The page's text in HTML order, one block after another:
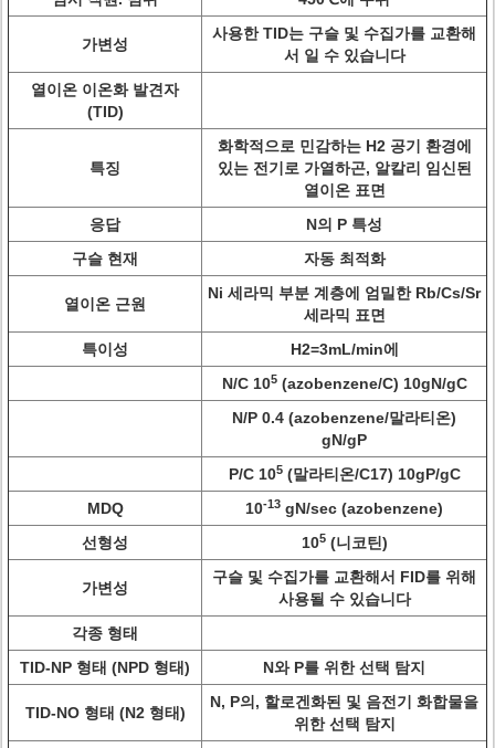
가변성
사용한 TID는 구슬 및 수집가를 교환해
서 일 수 있습니다
열이온 이온화 발견자
(TID)
특징
화학적으로 민감하는 H2 공기 환경에
있는 전기로 가열하곤, 알칼리 임신된
열이온 표면
응답
N의 P 특성
구슬 현재
자동 최적화
열이온 근원
Ni 세라믹 부분 계층에 엄밀한 Rb/Cs/Sr
세라믹 표면
특이성
H2=3mL/min에
N/C 105(azobenzene/C) 10gN/gC
N/P 0.4 (azobenzene/말라티온)
gN/gP
P/C 105(말라티온/C17) 10gP/gC
MDQ
10-13 gN/sec (azobenzene)
선형성
105(니코틴)
가변성
구슬 및 수집가를 교환해서 FID를 위해
사용될 수 있습니다
각종 형태
TID-NP 형태 (NPD 형태)
N와 P를 위한 선택 탐지
TID-NO 형태 (N2 형태)
N, P의, 할로겐화된 및 음전기 화합물을
위한 선택 탐지